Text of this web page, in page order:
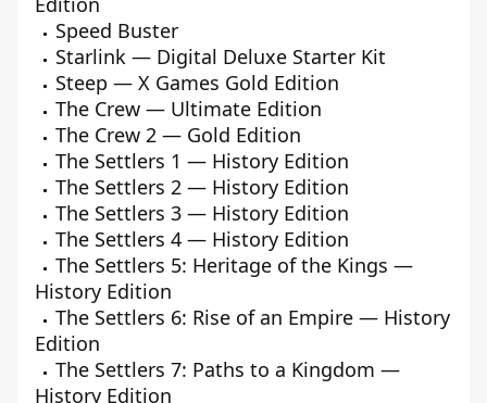
Speed Buster
Starlink — Digital Deluxe Starter Kit
Steep — X Games Gold Edition
The Crew — Ultimate Edition
The Crew 2 — Gold Edition
The Settlers 1 — History Edition
The Settlers 2 — History Edition
The Settlers 3 — History Edition
The Settlers 4 — History Edition
The Settlers 5: Heritage of the Kings —
History Edition
The Settlers 6: Rise of an Empire — History
Edition
The Settlers 7: Paths to a Kingdom —
History Edition